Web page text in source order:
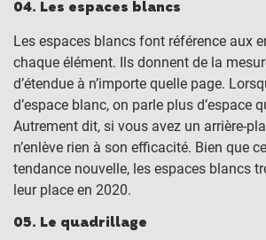
04. Les espaces blancs
Les espaces blancs font référence aux
chaque élément. Ils donnent de la
d’étendue à n’importe quelle page.
d’espace blanc, on parle plus d’espace
Autrement dit, si vous avez un arrière-
n’enlève rien à son efficacité. Bien que
tendance nouvelle, les espaces blancs
leur place en 2020.
05. Le quadrillage